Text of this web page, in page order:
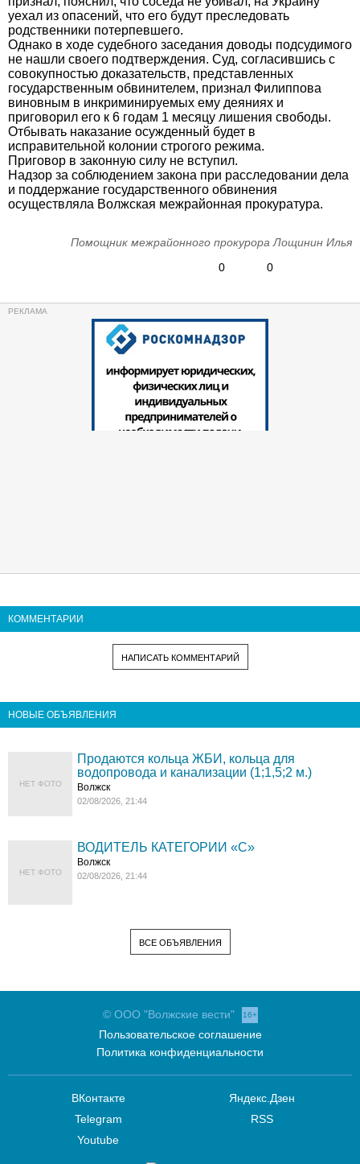
уехал из опасений, что его будут преследовать
родственники потерпевшего.
Однако в ходе судебного заседания доводы подсудимого
не нашли своего подтверждения. Суд, согласившись с
совокупностью доказательств, представленных
государственным обвинителем, признал Филиппова
виновным в инкриминируемых ему деяниях и
приговорил его к 6 годам 1 месяцу лишения свободы.
Отбывать наказание осужденный будет в
исправительной колонии строгого режима.
Приговор в законную силу не вступил.
Надзор за соблюдением закона при расследовании дела
и поддержание государственного обвинения
осуществляла Волжская межрайонная прокуратура.
Помощник межрайонного прокурора Лощинин Илья
0
0
КОММЕНТАРИИ
НАПИСАТЬ КОММЕНТАРИЙ
НОВЫЕ ОБЪЯВЛЕНИЯ
НЕТ ФОТО
Продаются кольца ЖБИ, кольца для
водопровода и канализации (1;1,5;2 м.)
Волжск
02/08/2026, 21:44
НЕТ ФОТО
ВОДИТЕЛЬ КАТЕГОРИИ «C»
Волжск
02/08/2026, 21:44
ВСЕ ОБЪЯВЛЕНИЯ
© ООО "Волжские вести" 16+
Пользовательское соглашение
Политика конфиденциальности
ВКонтакте
Telegram
Youtube
Яндекс.Дзен
RSS